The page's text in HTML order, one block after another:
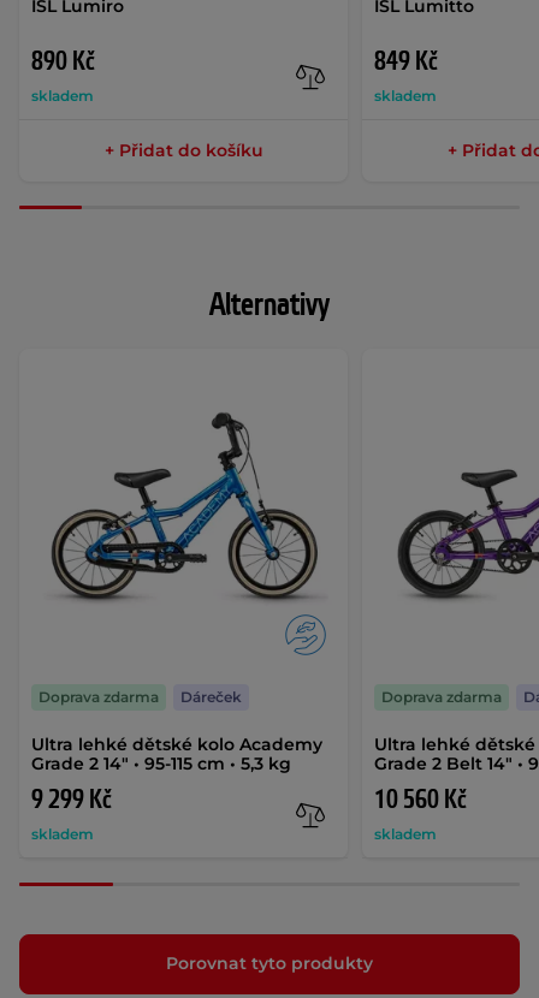
ISL Lumiro
890 Kč
skladem
+ Přidat do košíku
ISL Lumitto
849 Kč
skladem
+ Přidat
Alternativy
Ultra lehké dětské kolo Academy
Grade 2 14" • 95-115 cm • 5,3 kg
9 299 Kč
skladem
Doprava zdarma Dáreček
Ultra lehké
Grade 2 Belt 14" •
10 560 Kč
skladem
Doprava zdarma
Porovnat tyto produkty